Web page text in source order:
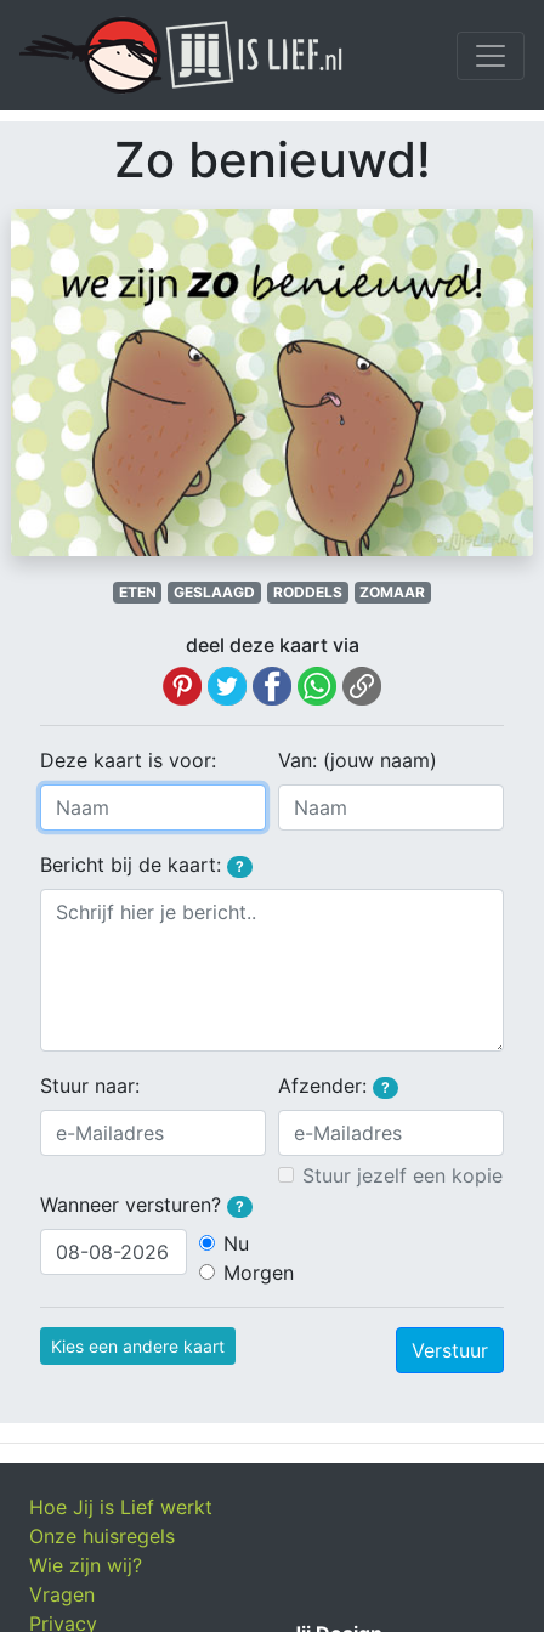
Zo benieuwd!
ETEN GESLAAGD RODDELS ZOMAAR
deel deze kaart via
Deze kaart is voor: Van: (jouw naam)
Bericht bij de kaart: ?
Stuur naar: Afzender: ?
Stuur jezelf een kopie
Wanneer versturen?
?
Nu
Morgen
Kies een andere kaart Verstuur
Hoe Jij is Lief werkt
Onze huisregels
Wie zijn wij?
Vragen
Privacy